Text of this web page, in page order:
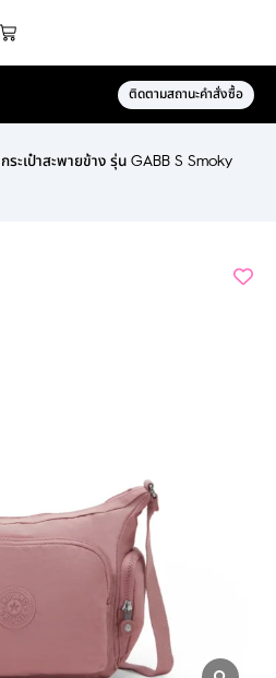
ติดตามสถานะคำสั่งซื้อ
กระเป๋าสะพายข้าง รุ่น GABB S Smoky